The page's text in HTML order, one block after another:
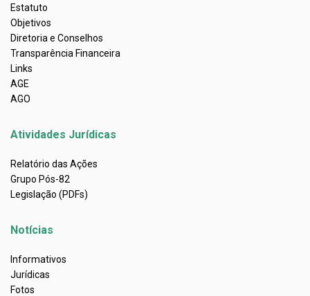
Estatuto
Objetivos
Diretoria e Conselhos
Transparência Financeira
Links
AGE
AGO
Atividades Jurídicas
Relatório das Ações
Grupo Pós-82
Legislação (PDFs)
Notícias
Informativos
Jurídicas
Fotos